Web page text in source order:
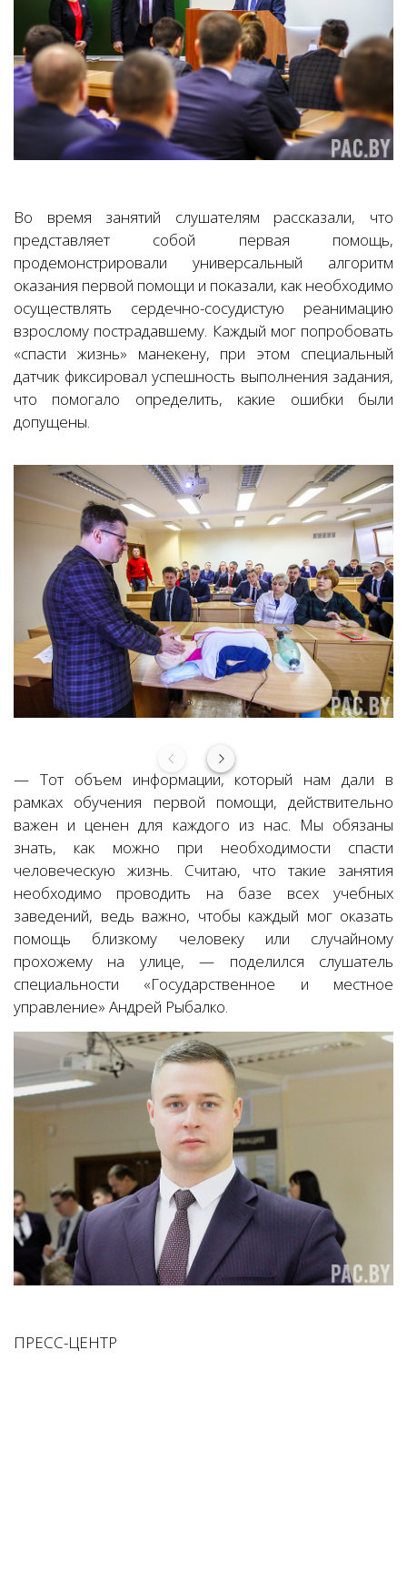
Во время занятий слушателям рассказали, что
представляет собой первая помощь,
продемонстрировали универсальный алгоритм
оказания первой помощи и показали, как необходимо
осуществлять сердечно-сосудистую реанимацию
взрослому пострадавшему. Каждый мог попробовать
«спасти жизнь» манекену, при этом специальный
датчик фиксировал успешность выполнения задания,
что помогало определить, какие ошибки были
допущены.
— Тот объем информации, который нам дали в
рамках обучения первой помощи, действительно
важен и ценен для каждого из нас. Мы обязаны
знать, как можно при необходимости спасти
человеческую жизнь. Считаю, что такие занятия
необходимо проводить на базе всех учебных
заведений, ведь важно, чтобы каждый мог оказать
помощь близкому человеку или случайному
прохожему на улице, — поделился слушатель
специальности «Государственное и местное
управление» Андрей Рыбалко.
ПРЕСС-ЦЕНТР